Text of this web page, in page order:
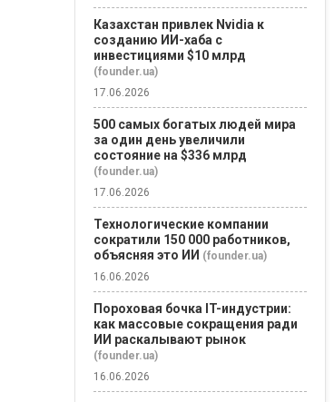
Казахстан привлек Nvidia к
созданию ИИ-хаба с
инвестициями $10 млрд
(founder.ua)
17.06.2026
500 самых богатых людей мира
за один день увеличили
состояние на $336 млрд
(founder.ua)
17.06.2026
Технологические компании
сократили 150 000 работников,
объясняя это ИИ (founder.ua)
16.06.2026
Пороховая бочка IT-индустрии:
как массовые сокращения ради
ИИ раскалывают рынок
(founder.ua)
16.06.2026